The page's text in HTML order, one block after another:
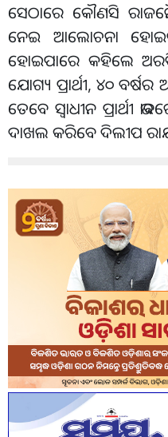
ସେଠାରେ କୌଣସି
ନେଇ ଆଲୋଚନା
ହୋଇପାରେ କହିଲେ
ଯୋଗ୍ୟ ପ୍ରାର୍ଥୀ, ୪୦ ବର୍ଷର
ତେବେ ସ୍ୱାଧୀନ ପ୍ରାର୍ଥୀ
ଦାଖଲ କରିବେ ଦିଲୀପ